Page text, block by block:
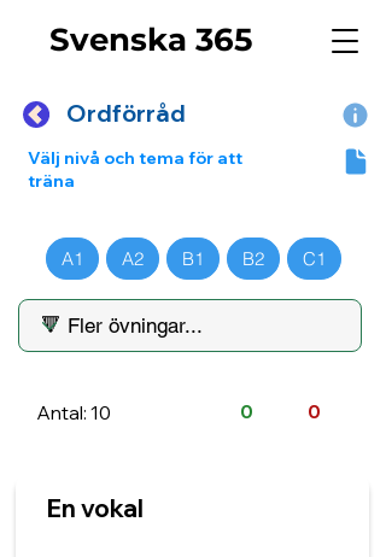
Svenska 365
Ordförråd
Välj nivå och tema för att
träna
A1 A2 B1 B2 C1
Antal: 10 0 0
En vokal